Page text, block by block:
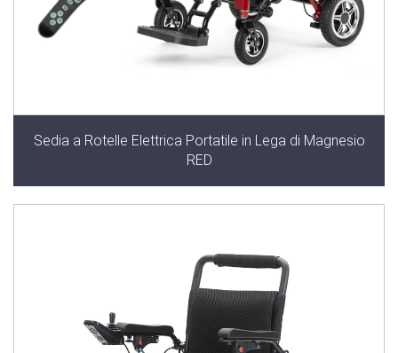
Sedia a Rotelle Elettrica Portatile in Lega di Magnesio
RED